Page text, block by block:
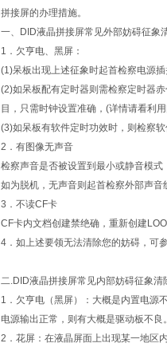
拼接屏的办理措施。
一、DID液晶拼接屏常见外部妨碍征象
1．欠亨电、黑屏：
(1)呆板出现上述征象时起首检察电源
(2)如呆板配有定时器则需检察定时器
目，只需时钟设置准确，(详情请看利
(3)如呆板有软件定时功效时，则检察
2．有图像无声音
检察声音是否被设置到最小或静音模
如为脱机，无声音则起首检察外部声
3．不读CF卡
CF卡内文档创建禁绝确，重新创建
4．如上述要领无法清除您的妨碍，可
二.DID液晶拼接屏常见内部妨碍征象清
1．欠亨电（黑屏）：大概是内置电源
电源输出正常，则有大概是驱动板不良
2．花屏：在液晶屏面上出现某一地区